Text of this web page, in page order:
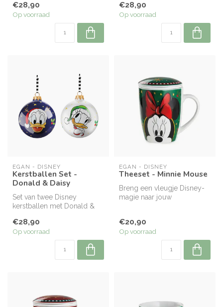
heerlijk fee...
€28,90
Op voorraad
hartverwar...
€28,90
Op voorraad
EGAN - DISNEY
Kerstballen Set -
Donald & Daisy
Set van twee Disney
kerstballen met Donald &
perfe...
€28,90
Op voorraad
EGAN - DISNEY
Theeset - Minnie Mouse
Breng een vleugje Disney-
magie naar jouw
€20,90
Op voorraad